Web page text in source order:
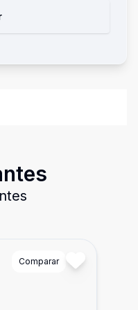
Comparar